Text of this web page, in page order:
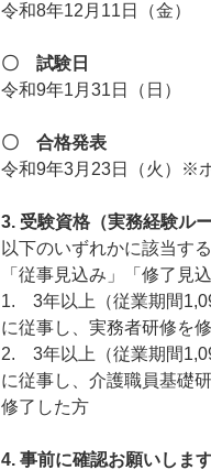
令和8年12月11日（金）
〇 試験日
令和9年1月31日（日）
〇 合格発表
令和9年3月23日（火）※
3. 受験資格（実務経験ルー
以下のいずれかに該当す
「従事見込み」「修了見
1. 3年以上（従業期間
に従事し、実務者研修を
2. 3年以上（従業期間
に従事し、介護職員基礎
修了した方
4. 事前に確認お願いしま